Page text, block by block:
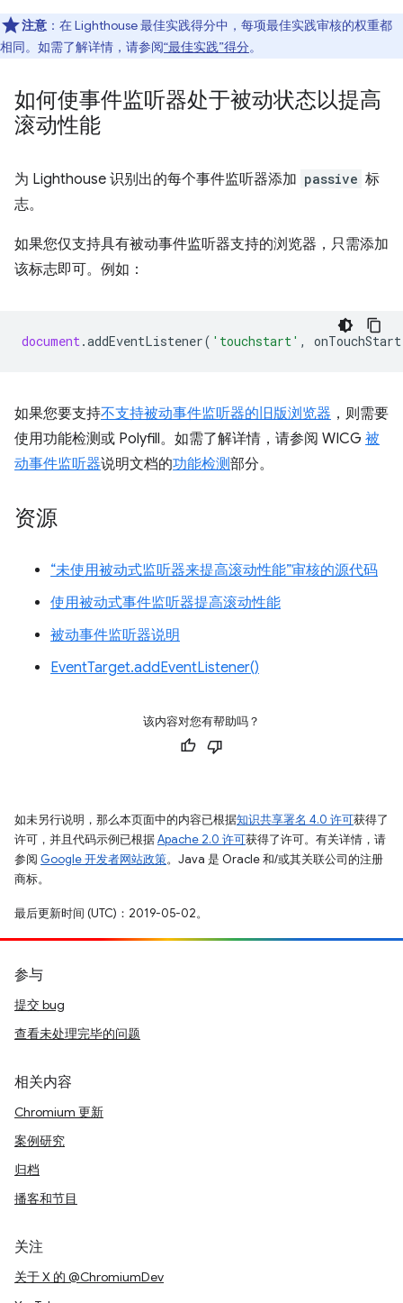
注意 ：在 Lighthouse 最佳实践得分中，每项最佳实践审核的权重都
相同。如需了解详情，请参阅“最佳实践”得分。
如何使事件监听器处于被动状态以提高
滚动性能
为 Lighthouse 识别出的每个事件监听器添加 passive 标
志。
如果您仅支持具有被动事件监听器支持的浏览器，只需添加
该标志即可。例如：
document .addEventListener( 'touchstart' , onTouchStart
如果您要支持不支持被动事件监听器的旧版浏览器 ，则需要
使用功能检测或 Polyfill。如需了解详情，请参阅 WICG 被
动事件监听器说明文档的功能检测部分。
资源
“未使用被动式监听器来提高滚动性能”审核的源代码
使用被动式事件监听器提高滚动性能
被动事件监听器说明
EventTarget.addEventListener()
该内容对您有帮助吗？
如未另行说明，那么本页面中的内容已根据知识共享署名 4.0 许可获得了
许可，并且代码示例已根据Apache 2.0 许可获得了许可。有关详情，请
参阅 Google 开发者网站政策。Java 是 Oracle 和/或其关联公司的注册
商标。
最后更新时间 (UTC)：2019-05-02。
参与
提交 bug
查看未处理完毕的问题
相关内容
Chromium 更新
案例研究
归档
播客和节目
关注
关于 X 的 @ChromiumDev